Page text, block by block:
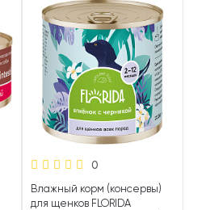
0
Влажный корм (консервы)
для щенков FLORIDA